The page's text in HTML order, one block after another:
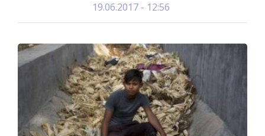
19.06.2017 - 12:56